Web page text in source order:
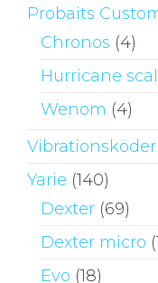
Probaits
Chronos (4)
Hurricane
Wenom (4)
Vibrationsköder
Yarie (140)
Dexter (69)
Dexter micro
Evo (18)